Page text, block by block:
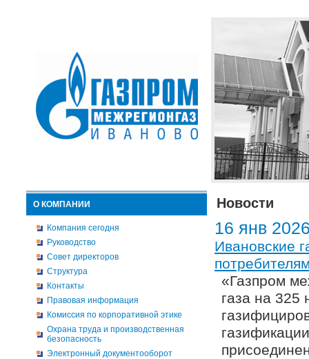
О КОМПАНИИ
Компания сегодня
Руководство
Совет директоров
Структура
Контакты
Правовая информация
Комиссия по корпоративной этике
Охрана труда и производственная
безопасность
Электронный документооборот
Новости
16 янв
Ивановские
«Газпром
газа на 325